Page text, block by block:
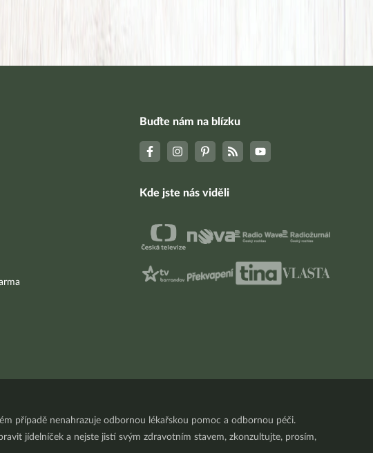
Buďte nám na blízku
Kde jste nás viděli
případě nenahrazuje odbornou lékařskou pomoc a odbornou péči.
jídelníček a nejste jistí svým zdravotním stavem, zkonzultujte, prosím,